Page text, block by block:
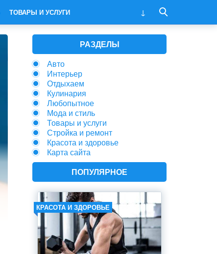
ТОВАРЫ И УСЛУГИ
РАЗДЕЛЫ
Авто
Интерьер
Отдыхаем
Кулинария
Любопытное
Мода и стиль
Товары и услуги
Стройка и ремонт
Красота и здоровье
Карта сайта
ПОПУЛЯРНОЕ
КРАСОТА И ЗДОРОВЬЕ